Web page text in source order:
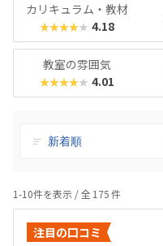
カリキュラム・教材
★★★★★ 4.18
教室の雰囲気
★★★★★ 4.01
1-10件を表示 / 全 175件
注目の口コミ